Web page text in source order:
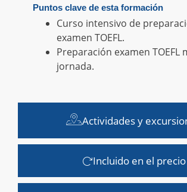
Actividades y
Incluido en el precio
Puntos clave de esta formación
Curso intensivo de
examen TOEFL.
Preparación examen TOEFL
jornada.